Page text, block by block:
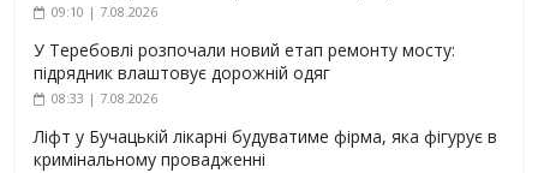
09:10 | 7.08.2026
У Теребовлі розпочали новий етап ремонту мосту:
підрядник влаштовує дорожній одяг
08:33 | 7.08.2026
Ліфт у Бучацькій лікарні будуватиме фірма, яка фігурує в
кримінальному провадженні